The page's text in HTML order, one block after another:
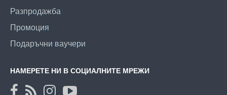
Разпродажба
Промоция
Подаръчни ваучери
НАМЕРЕТЕ НИ В СОЦИАЛНИТЕ МРЕЖИ